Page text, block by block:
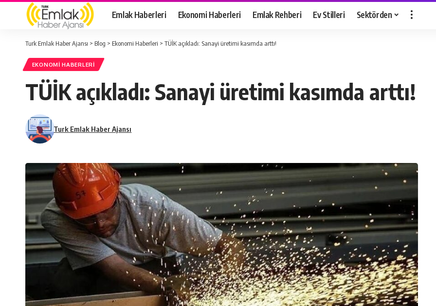
Emlak Haberleri Ekonomi Haberleri Emlak Rehberi Ev Stilleri Sektörden
Turk Emlak Haber Ajansı > Blog > Ekonomi Haberleri > TÜİK açıkladı: Sanayi üretimi kasımda arttı!
EKONOMI HABERLERI
TÜİK açıkladı: Sanayi üretimi kasımda arttı!
Turk Emlak Haber Ajansı